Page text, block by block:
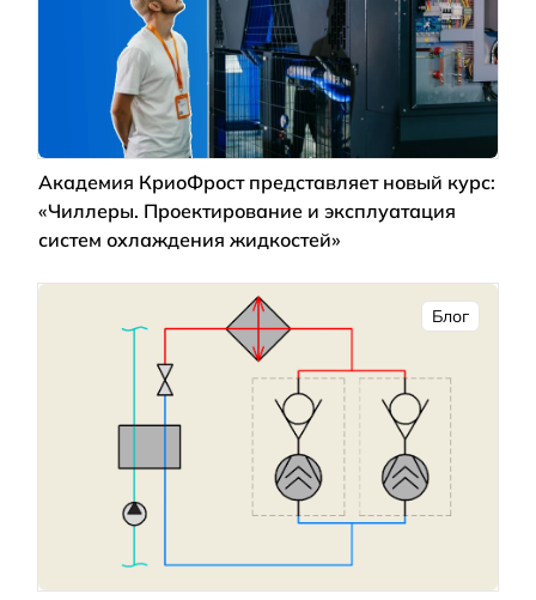
Академия КриоФрост представляет новый курс:
«Чиллеры. Проектирование и эксплуатация
систем охлаждения жидкостей»
Блог